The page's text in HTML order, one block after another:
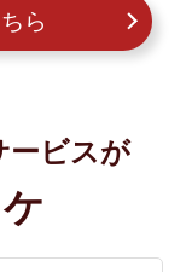
ら
ービスが